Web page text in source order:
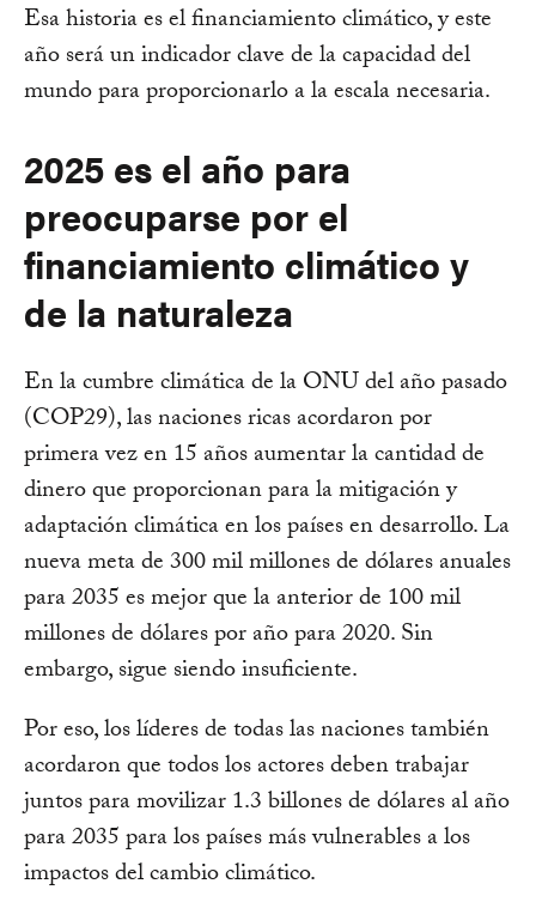
Esa historia es el financiamiento climático, y este
año será un indicador clave de la capacidad del
mundo para proporcionarlo a la escala necesaria.
2025 es el año para
preocuparse por el
financiamiento climático y
de la naturaleza
En la cumbre climática de la ONU del año pasado
(COP29), las naciones ricas acordaron por
primera vez en 15 años aumentar la cantidad de
dinero que proporcionan para la mitigación y
adaptación climática en los países en desarrollo. La
nueva meta de 300 mil millones de dólares anuales
para 2035 es mejor que la anterior de 100 mil
millones de dólares por año para 2020. Sin
embargo, sigue siendo insuficiente.
Por eso, los líderes de todas las naciones también
acordaron que todos los actores deben trabajar
juntos para movilizar 1.3 billones de dólares al año
para 2035 para los países más vulnerables a los
impactos del cambio climático.